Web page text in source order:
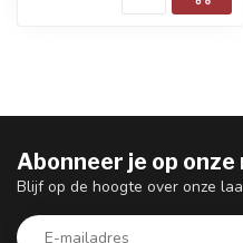
Abonneer je op
Blijf op de hoogte over onze